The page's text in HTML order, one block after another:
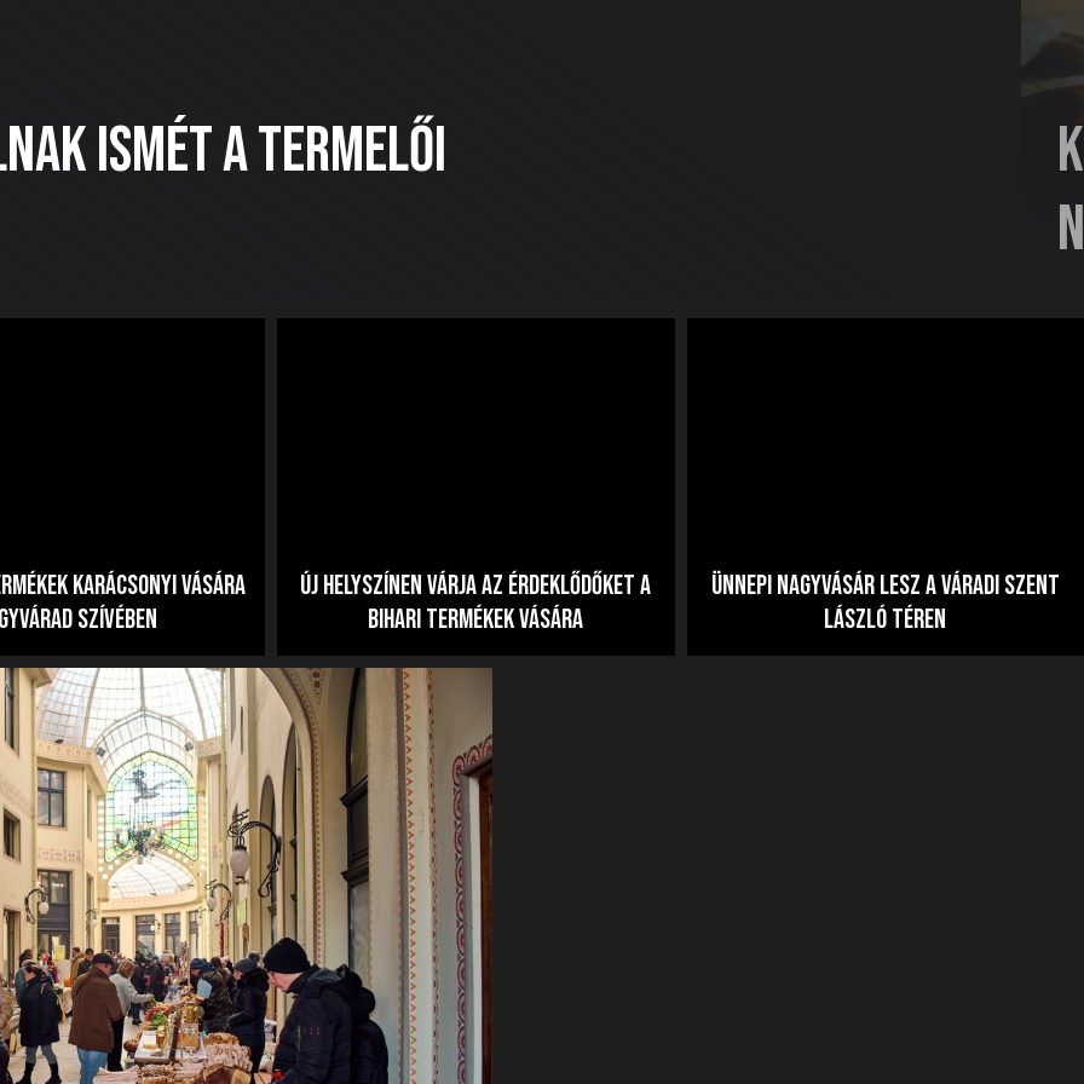
Kézműves
Nagyvárad
karácsonyi vására
szívében
Új helyszínen várja az érdeklődőket a
bihari termékek vására
Ünnepi nagyvásár lesz a váradi Szent
László téren